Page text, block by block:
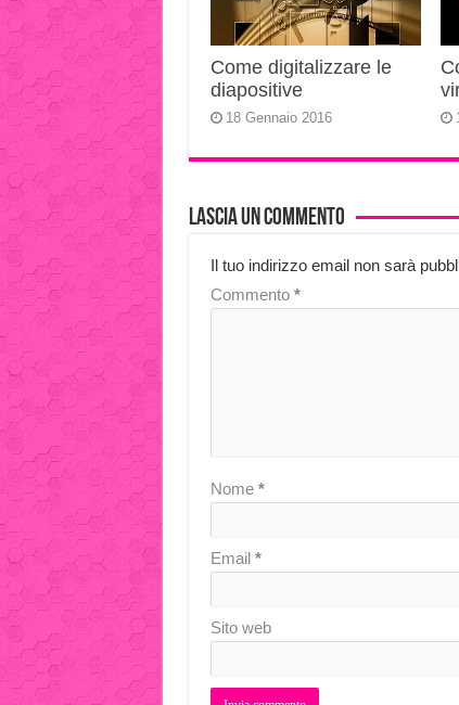
Come digitalizzare le
diapositive
18 Gennaio 2016
Lascia un commento
Il tuo indirizzo email non sarà
Commento *
Nome *
Email *
Sito web